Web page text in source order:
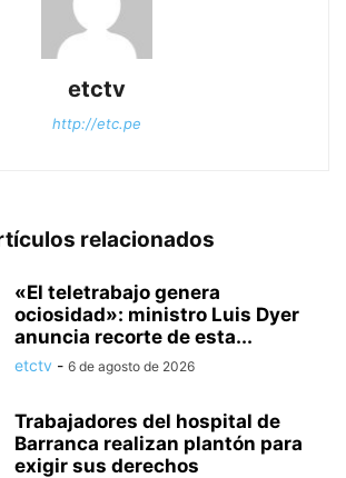
etctv
http://etc.pe
relacionados
«El teletrabajo genera
ociosidad»: ministro Luis Dyer
anuncia recorte de esta...
etctv - 6 de agosto de 2026
Trabajadores del hospital de
Barranca realizan plantón para
exigir sus derechos